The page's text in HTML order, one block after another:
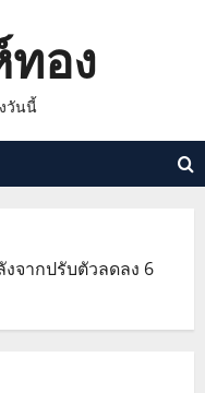
อง
วันนี้
จากปรับตัวลดลง 6